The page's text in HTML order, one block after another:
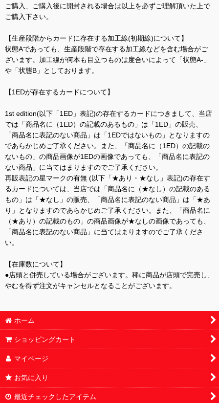
ご購入、ご購入後に開封される場合は以上を必ずご理解頂いた上で
ご購入下さい。
【生産段階からカードに存在する加工線(初期線)について】
状態Aであっても、生産段階で存在する加工線などを含む場合がご
ざいます。加工線が何本も目立つものは度合いによって「状態A-」
や「状態B」としております。
【1EDが存在するカードについて】
1st edition(以下「1ED」表記)の存在するカードにつきまして、当店
では「商品名に（1ED）の記載のあるもの」は「1ED」の販売、
「商品名に表記のない商品」は「1EDではないもの」となりますの
であらかじめご了承ください。また、「商品名に（1ED）の記載の
ないもの」の商品画像が1EDの画像であっても、「商品名に表記の
ない商品」に当てはまりますのでご了承ください。
再販表記の星マークの有無 (以下「★あり・★なし」表記)の存在す
るカードについては、当店では「商品名に（★なし）の記載のある
もの」は「★なし」の販売、「商品名に表記のない商品」は「★あ
り」となりますのであらかじめご了承ください。また、「商品名に
（★あり）の記載のもの」の商品画像が★なしの画像であっても、
「商品名に表記のない商品」に当てはまりますのでご了承くださ
い。
【在庫数について】
●店頭と併売している場合がございます。稀に商品が店頭で完売し、
やむを得ず注文がキャンセルとなることがございます。
ホーム
ショッピングカート
マイページ
お気に入り
最近チェックしたアイテム